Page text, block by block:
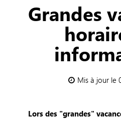
Grandes
Mis à jour le
Lors des "grandes"